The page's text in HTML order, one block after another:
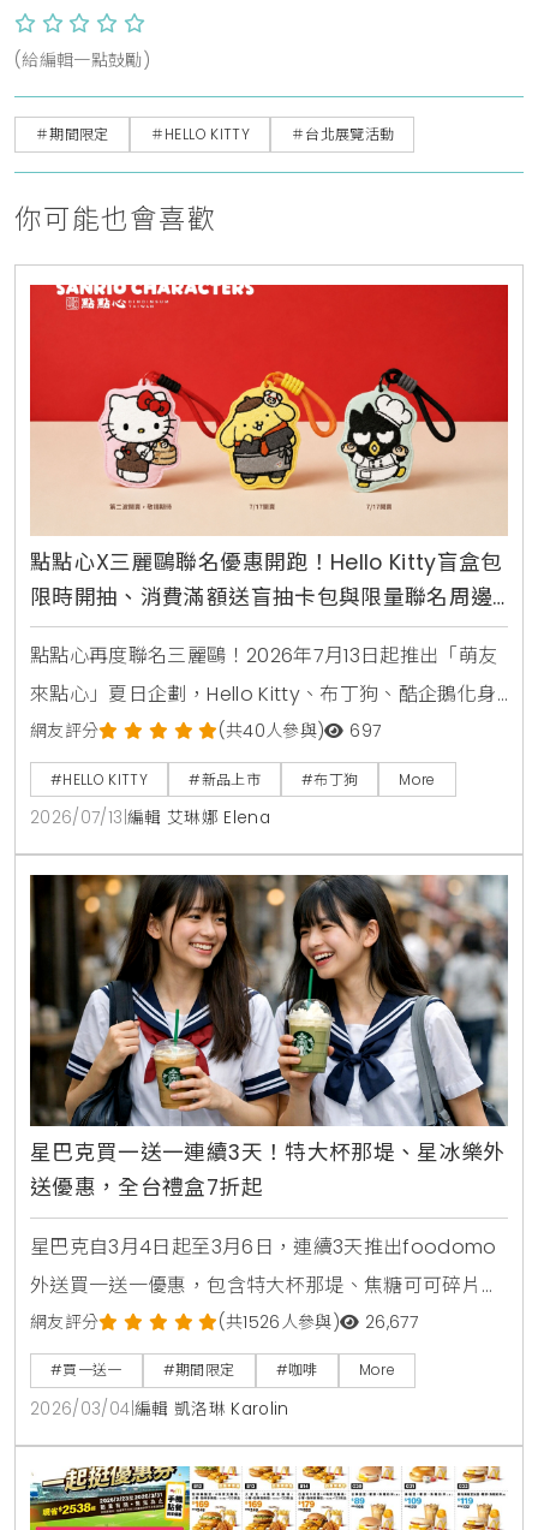
(給編輯一點鼓勵)
＃期間限定 ＃HELLO KITTY ＃台北展覽活動
你可能也會喜歡
點點心X三麗鷗聯名優惠開跑！Hello Kitty盲盒包
限時開抽、消費滿額送盲抽卡包與限量聯名周邊
攻略
點點心再度聯名三麗鷗！2026年7月13日起推出「萌友
來點心」夏日企劃，Hello Kitty、布丁狗、酷企鵝化身
店長與主廚進駐全台點點心，推出首創美食盲盒豬仔
包、蘋果派西多士等11款限定港點，還有全台8間加碼打
卡門市與MagSafe磁吸手機支架、電繡皮革卡套等限
量周邊等你搶購。
網友評分 (共40人參與) 697
#HELLO KITTY #新品上市 #布丁狗 More
2026/07/13 編輯 艾琳娜 Elena
星巴克買一送一連續3天！特大杯那堤、星冰樂外
送優惠，全台禮盒7折起
星巴克自3月4日起至3月6日，連續3天推出foodomo
外送買一送一優惠，包含特大杯那堤、焦糖可可碎片星
冰樂等指定品項。全台門市同步祭出指定禮盒7折活
動，多款熱銷餅乾與點心罐限時下殺，讓您在雨天也能
輕鬆享受咖啡時光。
網友評分 (共1526人參與) 26,677
#買一送一 #期間限定 #咖啡 More
2026/03/04 編輯 凱洛琳 Karolin